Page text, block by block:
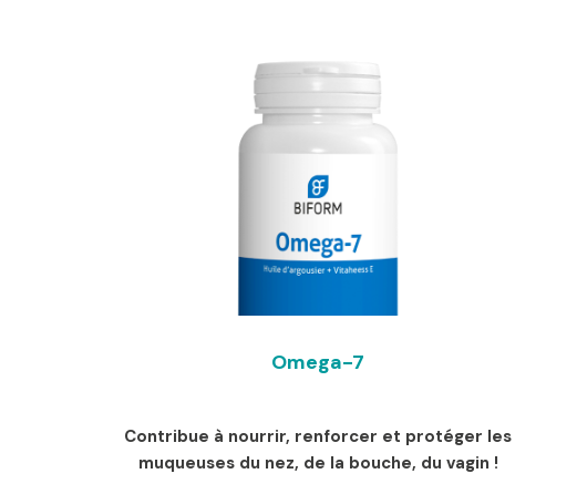
Omega-7
Contribue à nourrir, renforcer et protéger les
muqueuses du nez, de la bouche, du vagin !